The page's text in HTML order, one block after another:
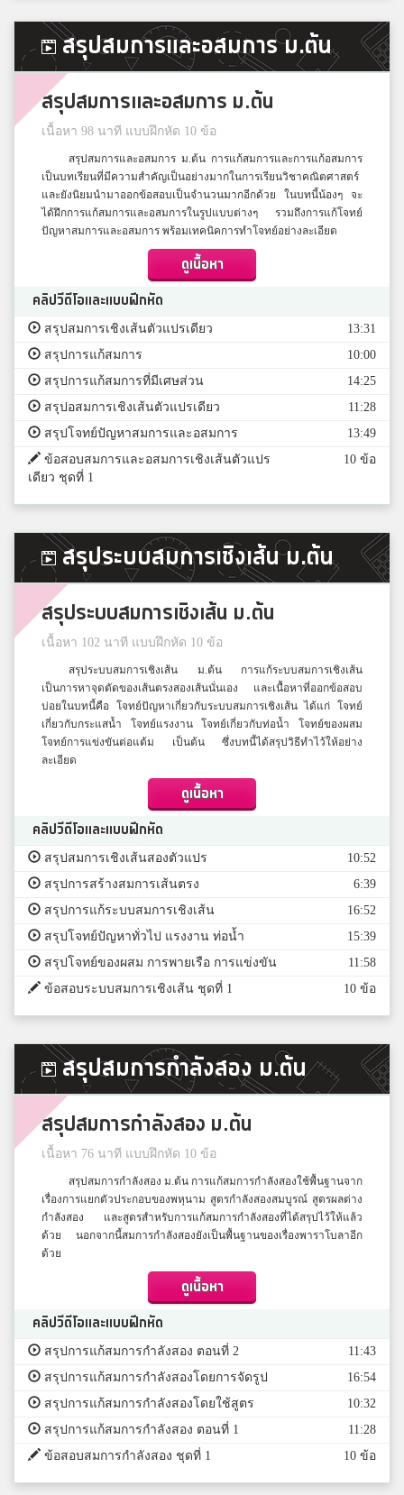
สรุปสมการและอสมการ ม.ต้น
สรุปสมการและอสมการ ม.ต้น
เนื้อหา 98 นาที แบบฝึกหัด 10 ข้อ
สรุปสมการและอสมการ ม.ต้น การแก้สมการและการแก้อสมการ
เป็นบทเรียนที่มีความสำคัญเป็นอย่างมากในการเรียนวิชาคณิตศาสตร์
และยังนิยมนำมาออกข้อสอบเป็นจำนวนมากอีกด้วย ในบทนี้น้องๆ จะ
ได้ฝึกการแก้สมการและอสมการในรูปแบบต่างๆ รวมถึงการแก้โจทย์
ปัญหาสมการและอสมการ พร้อมเทคนิคการทำโจทย์อย่างละเอียด
ดูเนื้อหา
คลิปวีดีโอและแบบฝึกหัด
สรุปสมการเชิงเส้นตัวแปรเดียว
13:31
สรุปการแก้สมการ
10:00
สรุปการแก้สมการที่มีเศษส่วน
14:25
สรุปอสมการเชิงเส้นตัวแปรเดียว
11:28
สรุปโจทย์ปัญหาสมการและอสมการ
13:49
ข้อสอบสมการและอสมการเชิงเส้นตัวแปร
เดียว ชุดที่ 1
10 ข้อ
สรุประบบสมการเชิงเส้น ม.ต้น
สรุประบบสมการเชิงเส้น ม.ต้น
เนื้อหา 102 นาที แบบฝึกหัด 10 ข้อ
สรุประบบสมการเชิงเส้น ม.ต้น การแก้ระบบสมการเชิงเส้น
เป็นการหาจุดตัดของเส้นตรงสองเส้นนั่นเอง และเนื้อหาที่ออกข้อสอบ
บ่อยในบทนี้คือ โจทย์ปัญหาเกี่ยวกับระบบสมการเชิงเส้น ได้แก่ โจทย์
เกี่ยวกับกระแสน้ำ โจทย์แรงงาน โจทย์เกี่ยวกับท่อน้ำ โจทย์ของผสม
โจทย์การแข่งขันต่อแต้ม เป็นต้น ซึ่งบทนี้ได้สรุปวิธีทำไว้ให้อย่าง
ละเอียด
ดูเนื้อหา
คลิปวีดีโอและแบบฝึกหัด
สรุปสมการเชิงเส้นสองตัวแปร
10:52
สรุปการสร้างสมการเส้นตรง
6:39
สรุปการแก้ระบบสมการเชิงเส้น
16:52
สรุปโจทย์ปัญหาทั่วไป แรงงาน ท่อน้ำ
15:39
สรุปโจทย์ของผสม การพายเรือ การแข่งขัน
11:58
ข้อสอบระบบสมการเชิงเส้น ชุดที่ 1
10 ข้อ
สรุปสมการกำลังสอง ม.ต้น
สรุปสมการกำลังสอง ม.ต้น
เนื้อหา 76 นาที แบบฝึกหัด 10 ข้อ
สรุปสมการกำลังสอง ม.ต้น การแก้สมการกำลังสองใช้พื้นฐานจาก
เรื่องการแยกตัวประกอบของพหุนาม สูตรกำลังสองสมบูรณ์ สูตรผลต่าง
กำลังสอง และสูตรสำหรับการแก้สมการกำลังสองที่ได้สรุปไว้ให้แล้ว
ด้วย นอกจากนี้สมการกำลังสองยังเป็นพื้นฐานของเรื่องพาราโบลาอีก
ด้วย
ดูเนื้อหา
คลิปวีดีโอและแบบฝึกหัด
สรุปการแก้สมการกำลังสอง ตอนที่ 2
11:43
สรุปการแก้สมการกำลังสองโดยการจัดรูป
16:54
สรุปการแก้สมการกำลังสองโดยใช้สูตร
10:32
สรุปการแก้สมการกำลังสอง ตอนที่ 1
11:28
ข้อสอบสมการกำลังสอง ชุดที่ 1
10 ข้อ